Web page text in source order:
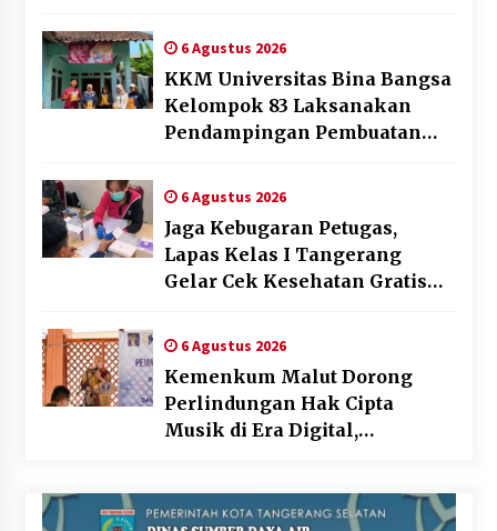
6 Agustus 2026
KKM Universitas Bina Bangsa
Kelompok 83 Laksanakan
Pendampingan Pembuatan
Memperkuat Pemasaran
UMKM di Desa Cempaka
6 Agustus 2026
Jaga Kebugaran Petugas,
Lapas Kelas I Tangerang
Gelar Cek Kesehatan Gratis
6 Agustus 2026
Kemenkum Malut Dorong
Perlindungan Hak Cipta
Musik di Era Digital,